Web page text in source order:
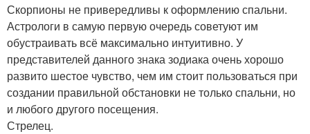
Скорпионы не привередливы к оформлению спальни.
Астрологи в самую первую очередь советуют им
обустраивать всё максимально интуитивно. У
представителей данного знака зодиака очень хорошо
развито шестое чувство, чем им стоит пользоваться при
создании правильной обстановки не только спальни, но
и любого другого посещения.
Стрелец.